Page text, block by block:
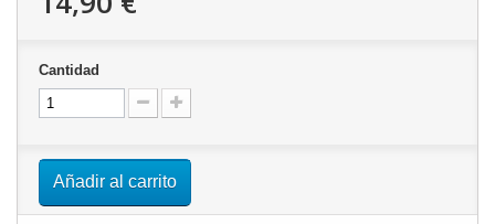
Cantidad
Añadir al carrito